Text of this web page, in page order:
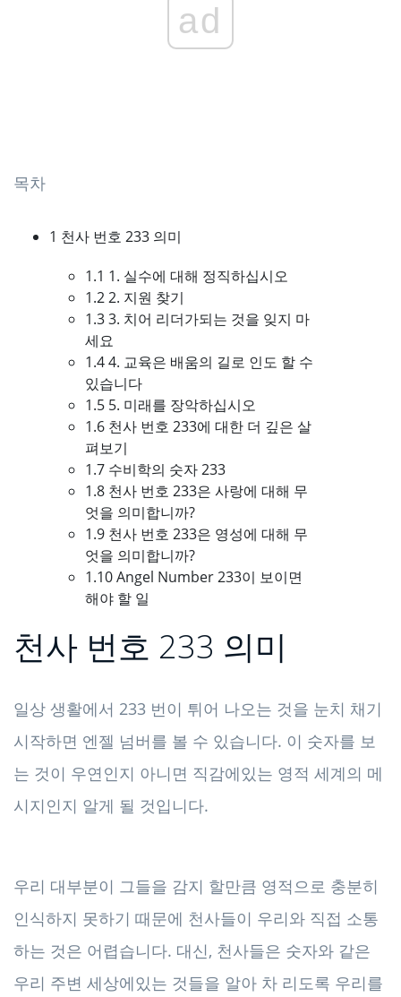
ad
목차
1 천사 번호 233 의미
1.1 1. 실수에 대해 정직하십시오
1.2 2. 지원 찾기
1.3 3. 치어 리더가되는 것을 잊지 마
세요
1.4 4. 교육은 배움의 길로 인도 할 수
있습니다
1.5 5. 미래를 장악하십시오
1.6 천사 번호 233에 대한 더 깊은 살
펴보기
1.7 수비학의 숫자 233
1.8 천사 번호 233은 사랑에 대해 무
엇을 의미합니까?
1.9 천사 번호 233은 영성에 대해 무
엇을 의미합니까?
1.10 Angel Number 233이 보이면
해야 할 일
천사 번호 233 의미
일상 생활에서 233 번이 튀어 나오는 것을 눈치 채기
시작하면 엔젤 넘버를 볼 수 있습니다. 이 숫자를 보
는 것이 우연인지 아니면 직감에있는 영적 세계의 메
시지인지 알게 될 것입니다.
우리 대부분이 그들을 감지 할만큼 영적으로 충분히
인식하지 못하기 때문에 천사들이 우리와 직접 소통
하는 것은 어렵습니다. 대신, 천사들은 숫자와 같은
우리 주변 세상에있는 것들을 알아 차 리도록 우리를